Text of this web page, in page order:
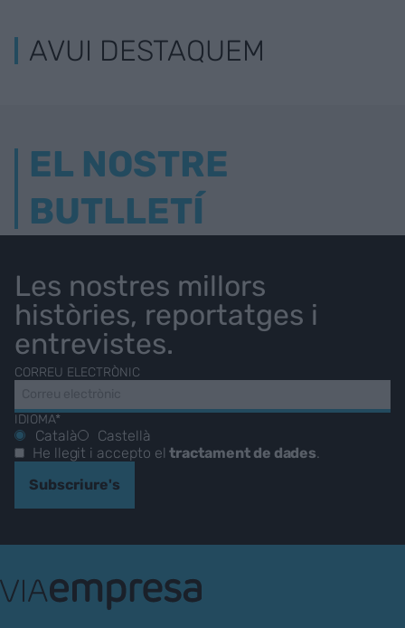
AVUI DESTAQUEM
EL NOSTRE
BUTLLETÍ
Les nostres millors
històries, reportatges i
entrevistes.
CORREU ELECTRÒNIC
IDIOMA*
Català
Castellà
He llegit i accepto eltractament de dades.
Subscriure's